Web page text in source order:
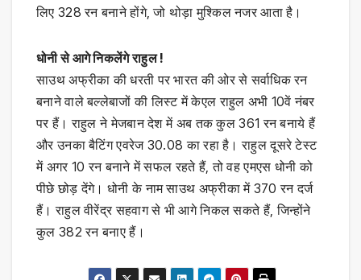
लिए 328 रन बनाने होंगे, जो थोड़ा मुश्किल नजर आता है।
धोनी से आगे निकलेंगे राहुल !
साउथ अफ्रीका की धरती पर भारत की ओर से सर्वाधिक रन
बनाने वाले बल्लेबाजों की लिस्ट में केएल राहुल अभी 10वें नंबर
पर हैं। राहुल ने मेजबान देश में अब तक कुल 361 रन बनाये हैं
और उनका बैटिंग एवरेज 30.08 का रहा है। राहुल दूसरे टेस्ट
में अगर 10 रन बनाने में सफल रहते हैं, तो वह एमएस धोनी को
पीछे छोड़ देंगे। धोनी के नाम साउथ अफ्रीका में 370 रन दर्ज
हैं। राहुल वीरेंद्र सहवाग से भी आगे निकल सकते हैं, जिन्होंने
कुल 382 रन बनाए हैं।